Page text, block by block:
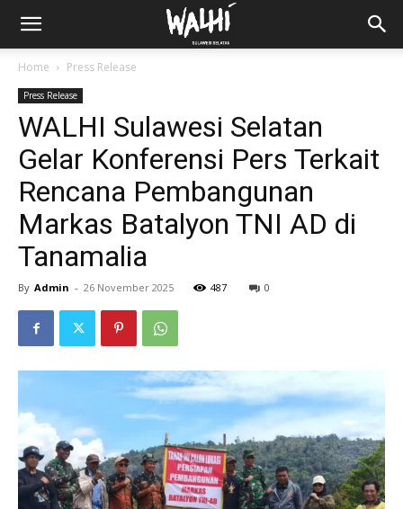
Home Press Release
Press Release
WALHI Sulawesi Selatan
Gelar Konferensi Pers Terkait
Rencana Pembangunan
Markas Batalyon TNI AD di
Tanamalia
By Admin - 26 November 2025 487 0